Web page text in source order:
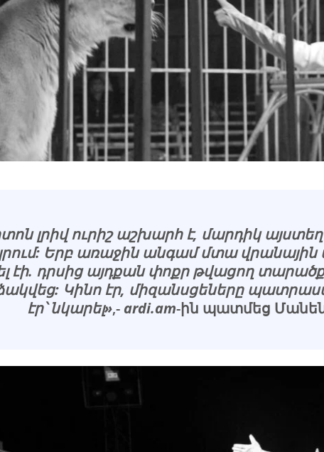
լրիվ ուրիշ աշխարհ է, մարդիկ այստեղ
Երբ առաջին անգամ մտա
էի. դրսից այդքան փոքր թվացող
Կինո էր, միզանսցեները
էր՝ նկարել»,- ardi.am-ին պատմեց